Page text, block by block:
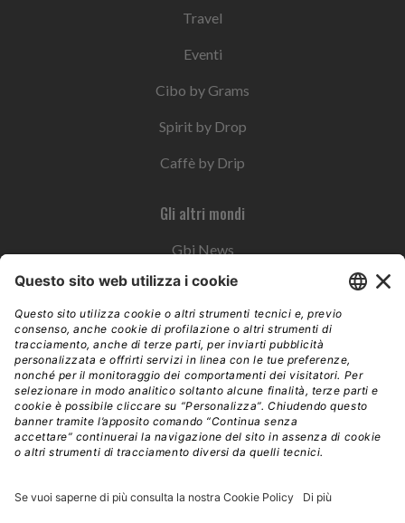
Travel
Eventi
Cibo by Grams
Spirit by Drop
Caffè by Drip
Gli altri mondi
Gbi News
Instoremag
Esplora il gruppo
Edra Edizioni
Edizioni LSWR
LSWR Group